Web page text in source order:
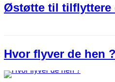
Østøtte til
Hvor flyver de hen ?